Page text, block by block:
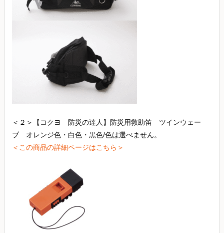
＜２＞【コクヨ 防災の達人】防災用救助笛 ツインウェー
ブ オレンジ色・白色・黒色/色は選べません。
＜この商品の詳細ページはこちら＞